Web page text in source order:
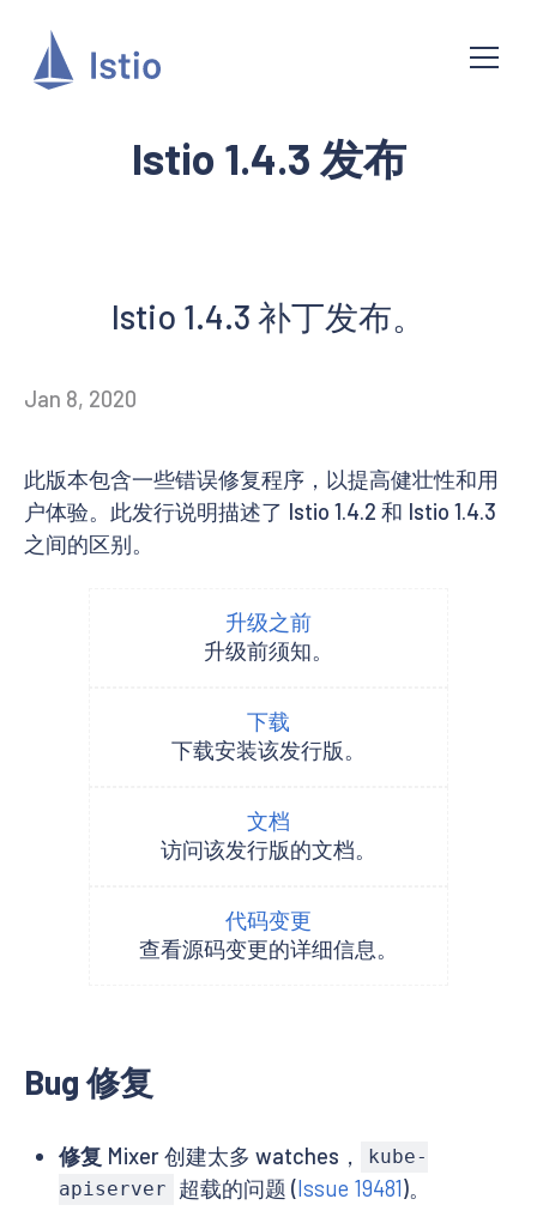
Istio 1.4.3 发布
Istio 1.4.3 补丁发布。
Jan 8, 2020
此版本包含一些错误修复程序，以提高健壮性和用
户体验。此发行说明描述了 Istio 1.4.2 和 Istio 1.4.3
之间的区别。
升级之前
升级前须知。
下载
下载安装该发行版。
文档
访问该发行版的文档。
代码变更
查看源码变更的详细信息。
Bug 修复
修复 Mixer 创建太多 watches，
kube-
apiserver
超载的问题 (Issue 19481)。